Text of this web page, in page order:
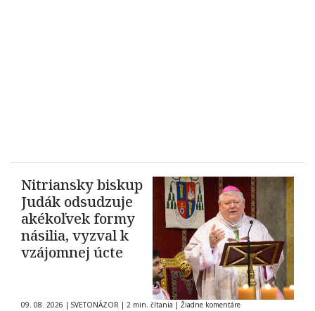
Nitriansky biskup
Judák odsudzuje
akékoľvek formy
násilia, vyzval k
vzájomnej úcte
09. 08. 2026 | SVETONÁZOR | 2 min. čítania | Žiadne komentáre